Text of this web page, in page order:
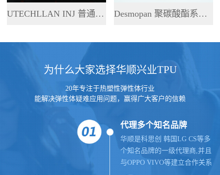
UTECHLLAN INJ 普通聚酯系列 TPU Desmopan 聚碳酸酯系列 TPU
为什么大家选择华顺兴业TPU
20年专注于热塑性弹性体行业
能解决弹性体疑难应用问题，赢得广大客户的信赖
代理多个知名品牌
华顺是科思创 韩国LG CS等多
个知名品牌的一级代理商,并且
与OPPO VIVO等建立合作关系